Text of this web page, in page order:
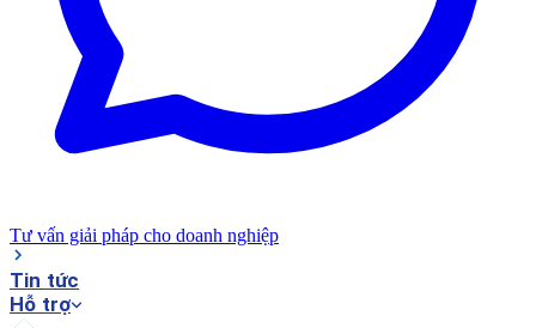
Tư vấn giải pháp cho doanh nghiệp
Tin tức
Hỗ trợ